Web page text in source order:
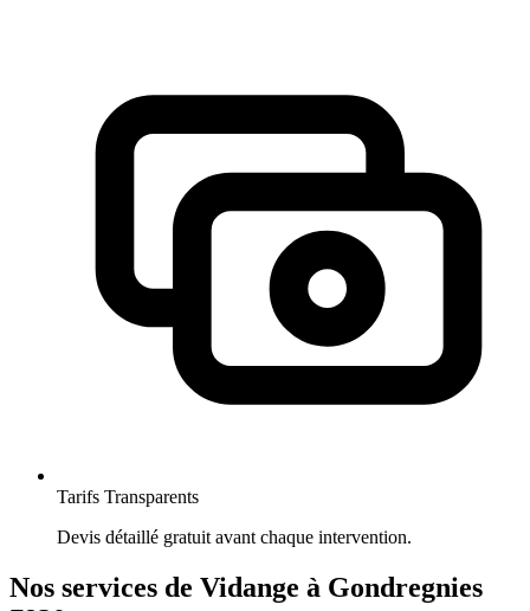
Tarifs Transparents
Devis détaillé gratuit avant chaque intervention.
Nos services de Vidange à Gondregnies